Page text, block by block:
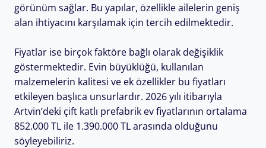
görünüm sağlar. Bu yapılar, özellikle ailelerin geniş
alan ihtiyacını karşılamak için tercih edilmektedir.
Fiyatlar ise birçok faktöre bağlı olarak değişiklik
göstermektedir. Evin büyüklüğü, kullanılan
malzemelerin kalitesi ve ek özellikler bu fiyatları
etkileyen başlıca unsurlardır. 2026 yılı itibarıyla
Artvin’deki çift katlı prefabrik ev fiyatlarının ortalama
852.000 TL ile 1.390.000 TL arasında olduğunu
söyleyebiliriz.